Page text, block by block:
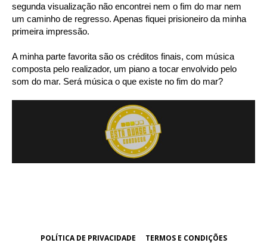
segunda visualização não encontrei nem o fim do mar nem
um caminho de regresso. Apenas fiquei prisioneiro da minha
primeira impressão.
A minha parte favorita são os créditos finais, com música
composta pelo realizador, um piano a tocar envolvido pelo
som do mar. Será música o que existe no fim do mar?
POLÍTICA DE PRIVACIDADE TERMOS E CONDIÇÕES